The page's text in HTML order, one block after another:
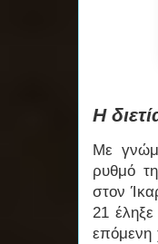
Η
Με
ρυθμό
στον
21
επόμενη